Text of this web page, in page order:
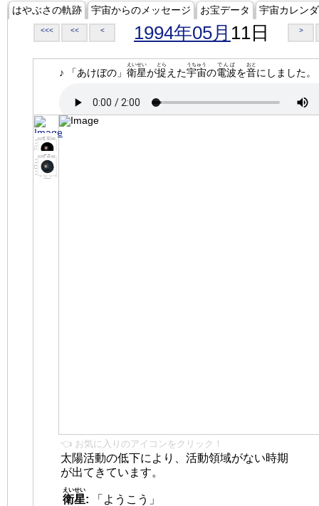
はやぶさの軌跡 宇宙からのメッセージ お宝データ 宇宙カレン
<<< << < 1994年05月 11日 >
♪ 「あけぼの」 衛星
えいせい
が捉
とら
えた宇宙
うちゅう
の電波
でんぱ
を音
おと
にしました。
👈 お気に入りのアイコンをクリック！
太陽活動の低下により、活動領域がない時期
が出てきています。
衛星
えいせい
:
「ようこう」